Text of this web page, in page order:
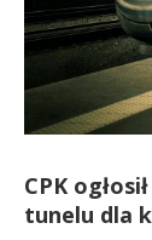
CPK
tunelu dla